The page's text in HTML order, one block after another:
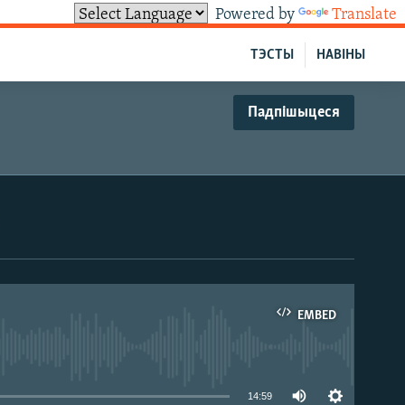
Powered by Translate
НАВІНЫ
ТЭСТЫ
Падпішыцеся
EMBED
14:59